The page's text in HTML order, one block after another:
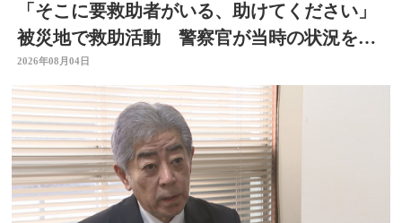
「そこに要救助者がいる、助けてください」
被災地で救助活動 警察官が当時の状況を語
る 大分
2026年08月04日